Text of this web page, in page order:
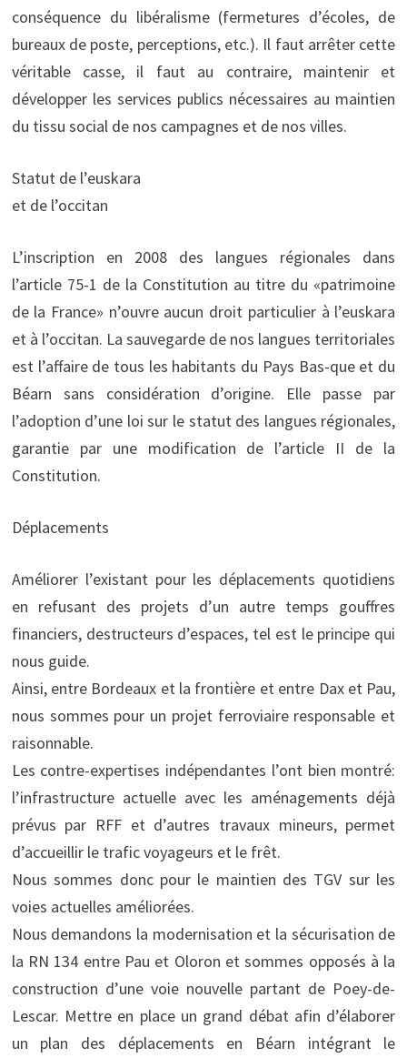
conséquence du libéralisme (fermetures d’écoles, de
bureaux de poste, perceptions, etc.). Il faut arrêter cette
véritable casse, il faut au contraire, maintenir et
développer les services publics nécessaires au maintien
du tissu social de nos campagnes et de nos villes.
Statut de l’euskara
et de l’occitan
L’inscription en 2008 des langues régionales dans
l’article 75-1 de la Constitution au titre du «patrimoine
de la France» n’ouvre aucun droit particulier à l’euskara
et à l’occitan. La sauvegarde de nos langues territoriales
est l’affaire de tous les habitants du Pays Bas-que et du
Béarn sans considération d’origine. Elle passe par
l’adoption d’une loi sur le statut des langues régionales,
garantie par une modification de l’article II de la
Constitution.
Déplacements
Améliorer l’existant pour les déplacements quotidiens
en refusant des projets d’un autre temps gouffres
financiers, destructeurs d’espaces, tel est le principe qui
nous guide.
Ainsi, entre Bordeaux et la frontière et entre Dax et Pau,
nous sommes pour un projet ferroviaire responsable et
raisonnable.
Les contre-expertises indépendantes l’ont bien montré:
l’infrastructure actuelle avec les aménagements déjà
prévus par RFF et d’autres travaux mineurs, permet
d’accueillir le trafic voyageurs et le frêt.
Nous sommes donc pour le maintien des TGV sur les
voies actuelles améliorées.
Nous demandons la modernisation et la sécurisation de
la RN 134 entre Pau et Oloron et sommes opposés à la
construction d’une voie nouvelle partant de Poey-de-
Lescar. Mettre en place un grand débat afin d’élaborer
un plan des déplacements en Béarn intégrant le